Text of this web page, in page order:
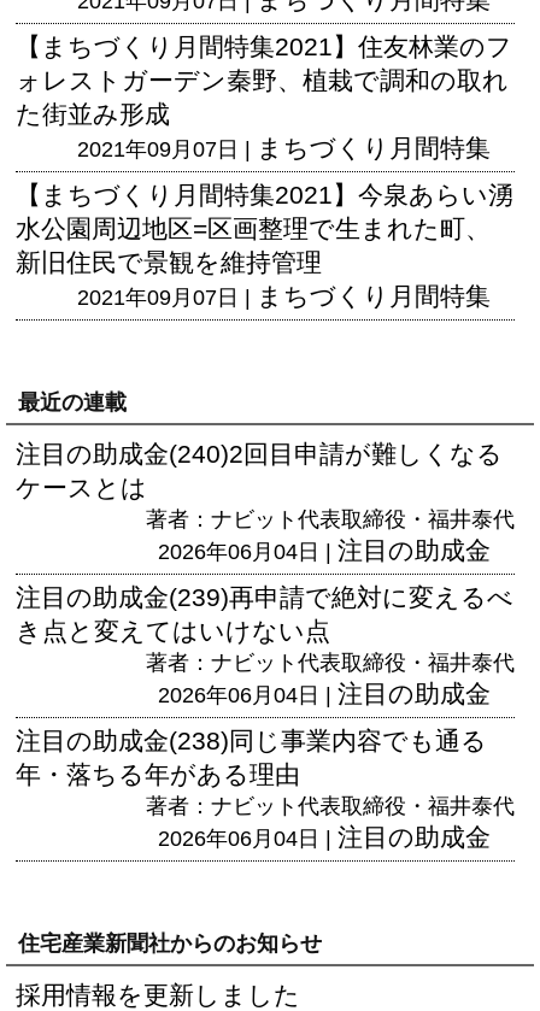
【まちづくり月間特集2021】住友林業のフ
ォレストガーデン秦野、植栽で調和の取れ
た街並み形成
2021年09月07日 | まちづくり月間特集
【まちづくり月間特集2021】今泉あらい湧
水公園周辺地区=区画整理で生まれた町、
新旧住民で景観を維持管理
2021年09月07日 | まちづくり月間特集
最近の連載
注目の助成金(240)2回目申請が難しくなる
ケースとは
著者：ナビット代表取締役・福井泰代
2026年06月04日 | 注目の助成金
注目の助成金(239)再申請で絶対に変えるべ
き点と変えてはいけない点
著者：ナビット代表取締役・福井泰代
2026年06月04日 | 注目の助成金
注目の助成金(238)同じ事業内容でも通る
年・落ちる年がある理由
著者：ナビット代表取締役・福井泰代
2026年06月04日 | 注目の助成金
住宅産業新聞社からのお知らせ
採用情報を更新しました